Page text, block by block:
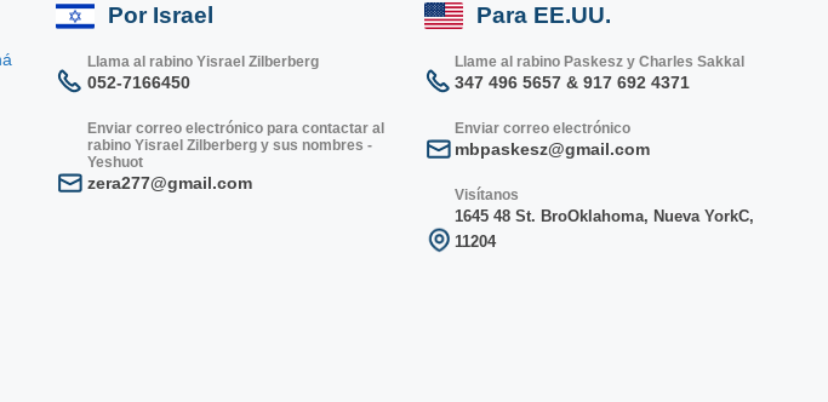
Por Israel
Llama al rabino Yisrael Zilberberg
052-7166450
Enviar correo electrónico para contactar al
rabino Yisrael Zilberberg y sus nombres -
Yeshuot
zera277@gmail.com
Para EE.UU.
Llame al rabino Paskesz y Charles Sakkal
347 496 5657 & 917 692 4371
Enviar correo electrónico
mbpaskesz@gmail.com
Visítanos
1645 48 St. BroOklahoma, Nueva YorkC,
11204